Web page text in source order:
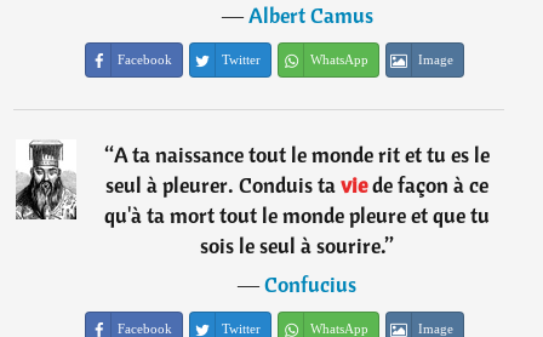
―Albert Camus
Facebook Twitter WhatsApp Image
“A ta naissance tout le monde rit et tu es le
seul à pleurer. Conduis taviede façon à ce
qu'à ta mort tout le monde pleure et que tu
sois le seul à sourire.”
―Confucius
Facebook Twitter WhatsApp Image